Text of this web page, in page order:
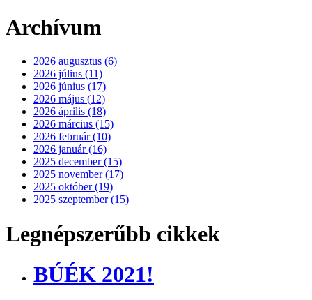
Archívum
2026 augusztus (6)
2026 július (11)
2026 június (17)
2026 május (12)
2026 április (18)
2026 március (15)
2026 február (10)
2026 január (16)
2025 december (15)
2025 november (17)
2025 október (19)
2025 szeptember (15)
Legnépszerűbb cikkek
BÚÉK 2021!